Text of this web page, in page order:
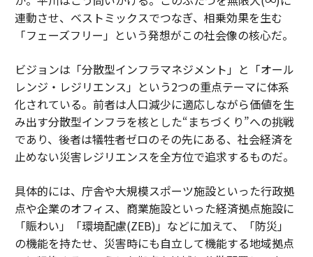
連動させ、ベストミックスでつなぎ、相乗効果を生む
「フェーズフリー」という発想がこの社会像の核心だ。
ビジョンは「分散型インフラマネジメント」と「オール
レンジ・レジリエンス」という2つの重点テーマに体系
化されている。前者は人口減少に適応しながら価値を生
み出す分散型インフラを核とした“まちづくり”への挑戦
であり、後者は犠牲者ゼロのその先にある、社会経済を
止めない災害レジリエンスを全方位で追求するものだ。
具体的には、庁舎や大規模スポーツ施設といった行政拠
点や企業のオフィス、商業施設といった経済拠点施設に
「賑わい」「環境配慮(ZEB)」などに加えて、「防災」
の機能を持たせ、災害時にも自立して機能する地域拠点